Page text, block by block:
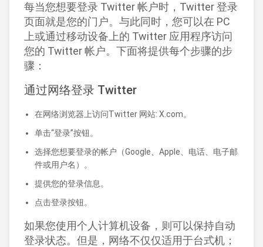
每当您想要登录 Twitter 帐户时，Twitter 登录
页面就是您的门户。与此同时，您可以在 PC
上或通过移动设备上的 Twitter 应用程序访问
您的 Twitter 帐户。下面将提供每个步骤的步
骤：
通过网络登录 Twitter
在网络浏览器上访问Twitter 网站: X.com。
单击“登录”按钮。
选择您想要登录的帐户（Google、Apple、电话、电子邮
件或用户名）。
提供您的登录信息。
点击登录按钮。
如果您使用个人计算机设备，则可以保持自动
登录状态。但是，网络不仅仅适用于台式机；